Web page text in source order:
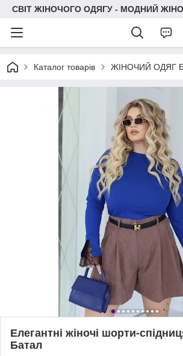
СВІТ ЖІНОЧОГО ОДЯГУ - МОДНИЙ
Каталог товарів ЖІНОЧИЙ ОДЯГ
Елегантні жіночі шорти-
Батал